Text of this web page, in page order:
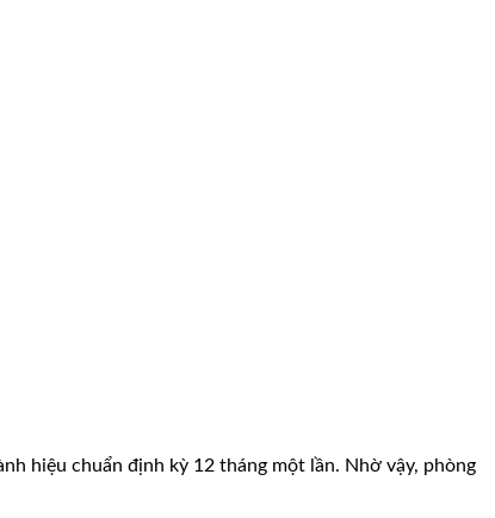
hiệu chuẩn định kỳ 12 tháng một lần. Nhờ vậy, phòng